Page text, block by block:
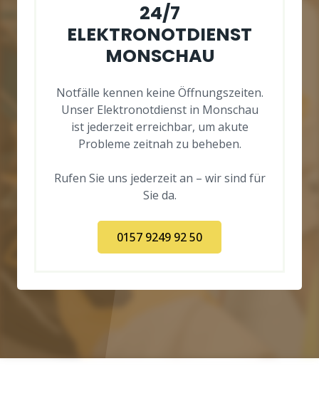
24/7
ELEKTRONOTDIENST
MONSCHAU
Notfälle kennen keine Öffnungszeiten.
Unser Elektronotdienst in Monschau
ist jederzeit erreichbar, um akute
Probleme zeitnah zu beheben.
Rufen Sie uns jederzeit an – wir sind für
Sie da.
0157 9249 92 50